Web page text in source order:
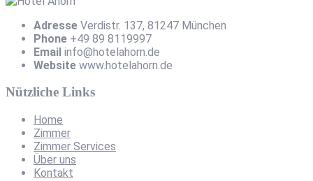
Adresse Verdistr. 137, 81247 München
Phone +49 89 8119997
Email info@hotelahorn.de
Website www.hotelahorn.de
Nützliche Links
Home
Zimmer
Zimmer Services
Über uns
Kontakt